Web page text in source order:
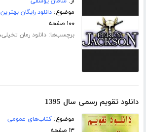
موضوع:دانلود رایگان
۱۰۰ صفحه
برچسب‌ها:دانلود رمان تخیلی
دانلود تقویم رسمی سال 1395
موضوع:کتاب‌های عمومی